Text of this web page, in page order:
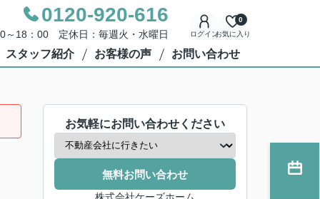
0120-920-616
～18：00 定休日：毎週火・水曜日 ログインお気に入り
0
スタッフ紹介 お客様の声 お問い合わせ
お気軽にお問い合わせください
無料お問い合わせ